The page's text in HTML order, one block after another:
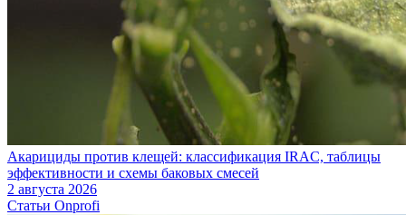
Акарициды против клещей: классификация IRAC, таблицы
эффективности и схемы баковых смесей
2 августа 2026
Статьи Onprofi